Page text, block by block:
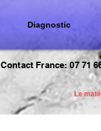
Diagnostic
Contact France: 07 71
Le